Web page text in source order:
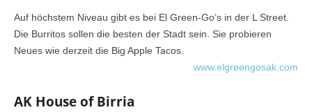
Auf höchstem Niveau gibt es bei El Green-Go’s in der L Street.
Die Burritos sollen die besten der Stadt sein. Sie probieren
Neues wie derzeit die Big Apple Tacos.
www.elgreengosak.com
AK House of Birria